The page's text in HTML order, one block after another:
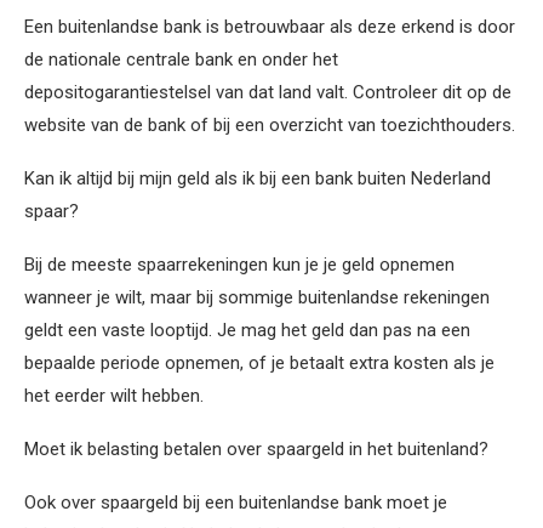
Een buitenlandse bank is betrouwbaar als deze erkend is door
de nationale centrale bank en onder het
depositogarantiestelsel van dat land valt. Controleer dit op de
website van de bank of bij een overzicht van toezichthouders.
Kan ik altijd bij mijn geld als ik bij een bank buiten Nederland
spaar?
Bij de meeste spaarrekeningen kun je je geld opnemen
wanneer je wilt, maar bij sommige buitenlandse rekeningen
geldt een vaste looptijd. Je mag het geld dan pas na een
bepaalde periode opnemen, of je betaalt extra kosten als je
het eerder wilt hebben.
Moet ik belasting betalen over spaargeld in het buitenland?
Ook over spaargeld bij een buitenlandse bank moet je